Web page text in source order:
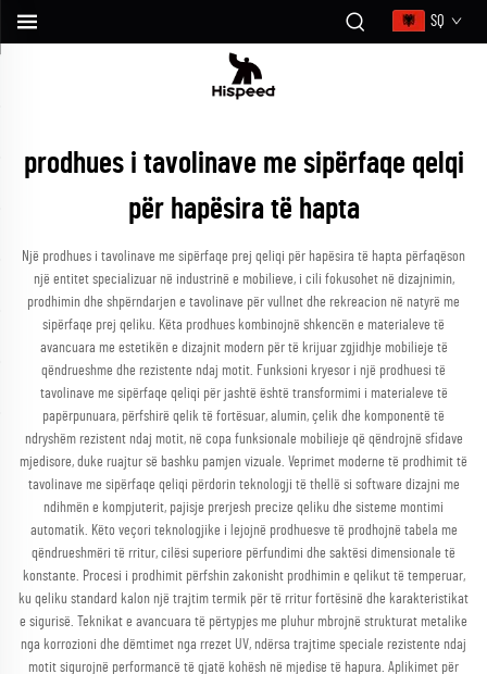
SQ
prodhues i tavolinave me sipërfaqe qelqi
për hapësira të hapta
Një prodhues i tavolinave me sipërfaqe prej qeliqi për hapësira të hapta përfaqëson
një entitet specializuar në industrinë e mobilieve, i cili fokusohet në dizajnimin,
prodhimin dhe shpërndarjen e tavolinave për vullnet dhe rekreacion në natyrë me
sipërfaqe prej qeliku. Këta prodhues kombinojnë shkencën e materialeve të
avancuara me estetikën e dizajnit modern për të krijuar zgjidhje mobilieje të
qëndrueshme dhe rezistente ndaj motit. Funksioni kryesor i një prodhuesi të
tavolinave me sipërfaqe qeliqi për jashtë është transformimi i materialeve të
papërpunuara, përfshirë qelik të fortësuar, alumin, çelik dhe komponentë të
ndryshëm rezistent ndaj motit, në copa funksionale mobilieje që qëndrojnë sfidave
mjedisore, duke ruajtur së bashku pamjen vizuale. Veprimet moderne të prodhimit të
tavolinave me sipërfaqe qeliqi përdorin teknologji të thellë si software dizajni me
ndihmën e kompjuterit, pajisje prerjesh precize qeliku dhe sisteme montimi
automatik. Këto veçori teknologjike i lejojnë prodhuesve të prodhojnë tabela me
qëndrueshmëri të rritur, cilësi superiore përfundimi dhe saktësi dimensionale të
konstante. Procesi i prodhimit përfshin zakonisht prodhimin e qelikut të temperuar,
ku qeliku standard kalon një trajtim termik për të rritur fortësinë dhe karakteristikat
e sigurisë. Teknikat e avancuara të përtypjes me pluhur mbrojnë strukturat metalike
nga korrozioni dhe dëmtimet nga rrezet UV, ndërsa trajtime speciale rezistente ndaj
motit sigurojnë performancë të gjatë kohësh në mjedise të hapura. Aplikimet për